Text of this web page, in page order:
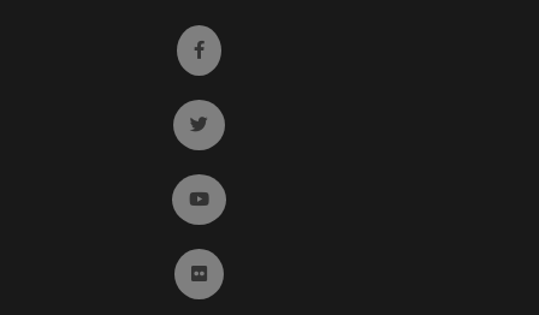
Ir a facebook (abre en ventana nueva)
Ir a twitter (abre en ventana nueva)
Ir a YouTube (abre en ventana nueva)
Ir a Flickr (abre en ventana nueva)